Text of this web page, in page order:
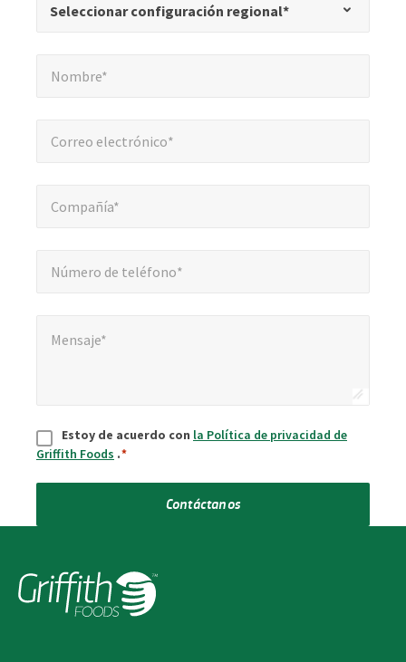
indica
Seleccionar configuración regional*
Nombre*
Correo electrónico*
Compañía*
Número de teléfono*
Mensaje*
AceptarEstoy de acuerdo con la Política de privacidad de
Griffith Foods .*
Contáctanos